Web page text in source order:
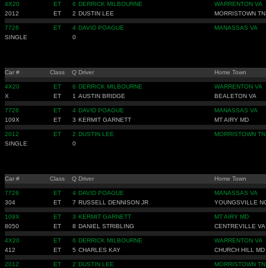
4X20 ET 6 DERRICK MILBOURNE
WARRENTON VA
2012
ET 2 DUSTIN LEE MORRISTOWN TN
7726 ET 4 DAVID POAGUE
MANASSAS VA
SINGLE
0
Car # Class Q Driver Home Town
4X20 ET 6 DERRICK MILBOURNE
WARRENTON VA
X
ET 1 AUSTIN BRIDGE BEALETON VA
7726 ET 4 DAVID POAGUE
MANASSAS VA
109X
ET 3 KERMIT GARNETT MT AIRY MD
2012 ET 2 DUSTIN LEE
MORRISTOWN TN
SINGLE
0
Car # Class Q Driver Home Town
7726 ET 4 DAVID POAGUE
MANASSAS VA
304
ET 7 RUSSELL DENNISON JR YOUNGSVILLE
109X ET 3 KERMIT GARNETT
MT AIRY MD
8050
ET 8 DANIEL STRIBLING CENTREVILLE VA
4X20 ET 6 DERRICK MILBOURNE
WARRENTON VA
412
ET 5 CHARLES KAY CHURCH HILL MD
2012 ET 2 DUSTIN LEE
MORRISTOWN TN